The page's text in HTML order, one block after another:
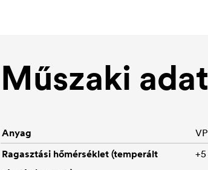
Műszaki
Anyag
Ragasztási hőmérséklet (temperált